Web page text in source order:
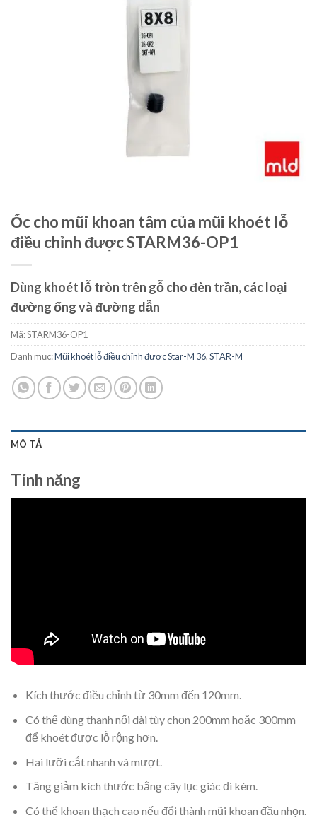
Ốc cho mũi khoan tâm của mũi khoét lỗ
điều chỉnh được STARM36-OP1
Dùng khoét lỗ tròn trên gỗ cho đèn trần, các loại
đường ống và đường dẫn
Mã:STARM36-OP1
Danh mục:Mũi khoét lỗ điều chỉnh được Star-M 36,STAR-M
MÔ TẢ
Tính năng
Kích thước điều chỉnh từ 30mm đến 120mm.
Có thể dùng thanh nối dài tùy chọn 200mm hoặc 300mm
để khoét được lỗ rộng hơn.
Hai lưỡi cắt nhanh và mượt.
Tăng giảm kích thước bằng cây lục giác đi kèm.
Có thể khoan thạch cao nếu đổi thành mũi khoan đầu nhọn.